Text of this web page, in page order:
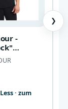
-
für
(…
· zum
❯